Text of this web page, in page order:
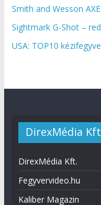
Smith and Wesson
Sightmark G-Shot –
USA: TOP10
DirexMédia Kft
DirexMédia Kft.
Fegyvervideo.hu
Kaliber Magazin